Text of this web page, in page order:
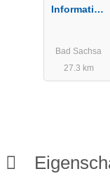
Information
Bad Sachsa
27.3 km